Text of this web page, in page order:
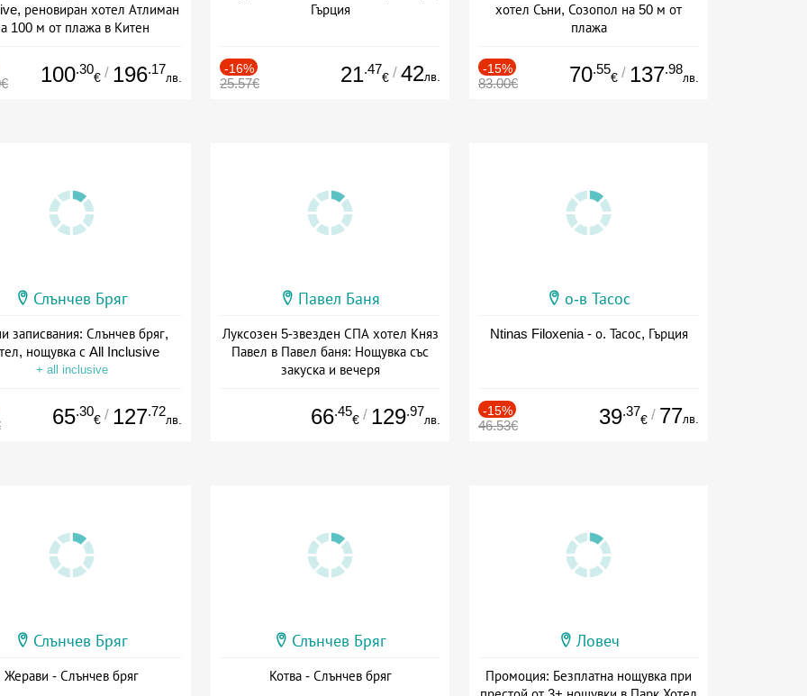
реновиран хотел Атлиман
100 м от плажа в Китен
100.30
€ / 196.17
лв.
Гърция
-16%
25.57€ 21.47
€ / 42лв.
хотел Съни, Созопол на 50 м от
плажа
-15%
83.00€ 70.55
€ / 137.98
лв.
Слънчев Бряг
записвания: Слънчев бряг,
нощувка с All Inclusive
+ all inclusive
65.30
€ / 127.72
лв.
Павел Баня
Луксозен 5-звезден СПА хотел Княз
Павел в Павел баня: Нощувка със
закуска и вечеря
66.45
€ / 129.97
лв.
о-в Тасос
Ntinas Filoxenia - о. Тасос, Гърция
-15%
46.53€ 39.37
€ / 77лв.
Слънчев Бряг
Жерави - Слънчев бряг
Слънчев Бряг
Котва - Слънчев бряг
Ловеч
Промоция: Безплатна нощувка при